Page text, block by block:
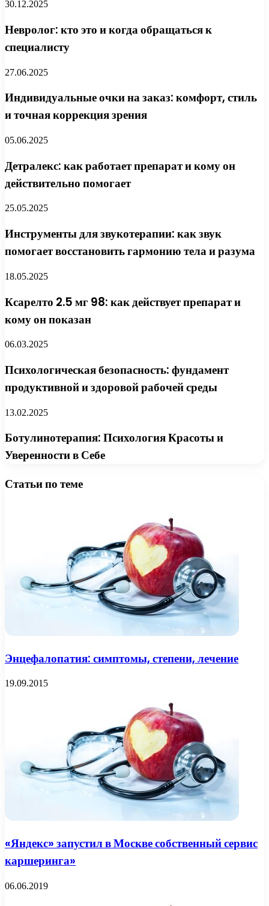
30.12.2025
Невролог: кто это и когда обращаться к
специалисту
27.06.2025
Индивидуальные очки на заказ: комфорт, стиль
и точная коррекция зрения
05.06.2025
Детралекс: как работает препарат и кому он
действительно помогает
25.05.2025
Инструменты для звукотерапии: как звук
помогает восстановить гармонию тела и разума
18.05.2025
Ксарелто 2.5 мг 98: как действует препарат и
кому он показан
06.03.2025
Психологическая безопасность: фундамент
продуктивной и здоровой рабочей среды
13.02.2025
Ботулинотерапия: Психология Красоты и
Уверенности в Себе
Статьи по теме
Энцефалопатия: симптомы, степени, лечение
19.09.2015
«Яндекс» запустил в Москве собственный сервис
каршеринга»
06.06.2019